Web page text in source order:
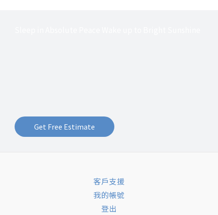
Get Free Estimate
客戶支援
我的帳號
登出